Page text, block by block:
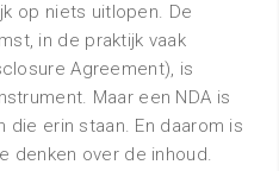
op niets uitlopen. De
in de praktijk vaak
Agreement), is
Maar een NDA is
erin staan. En daarom is
denken over de inhoud.